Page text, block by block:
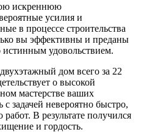
искреннюю
усилия и
в процессе строительства
вы эффективны и преданы
истинным удовольствием.
дом всего за 22
о высокой
мастерстве ваших
задачей невероятно быстро,
В результате получился
и гордость.